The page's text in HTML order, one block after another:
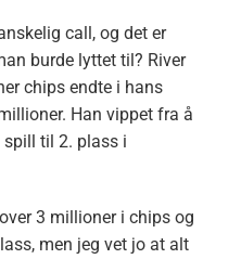
call, og det er
burde lyttet til? River
chips endte i hans
Han vippet fra å
til 2. plass i
3 millioner i chips og
men jeg vet jo at alt